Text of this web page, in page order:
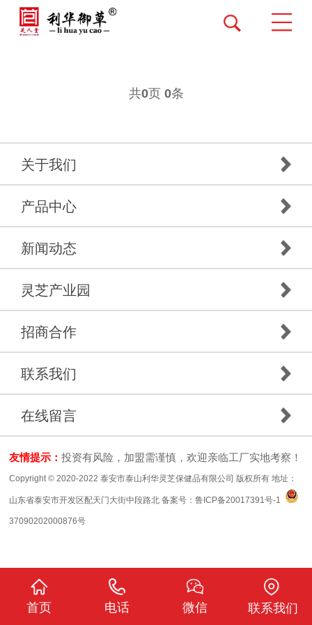
共0页 0条
关于我们
产品中心
新闻动态
灵芝产业园
招商合作
联系我们
在线留言
友情提示：投资有风险，加盟需谨慎，欢迎亲临工厂实地考察！
Copyright © 2020-2022 泰安市泰山利华灵芝保健品有限公司 版权所有 地址：
山东省泰安市开发区配天门大街中段路北 备案号：鲁ICP备20017391号-1
37090202000876号
首页 电话 微信 联系我们